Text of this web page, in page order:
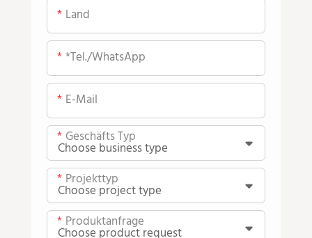
Land
*Tel./WhatsApp
E-Mail
Geschäfts Typ
Projekttyp
Produktanfrage